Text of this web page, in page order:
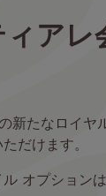
ア
新たなロイヤ
だけます。
オプション